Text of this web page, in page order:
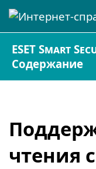
ESET Smart
Содержание
чтения